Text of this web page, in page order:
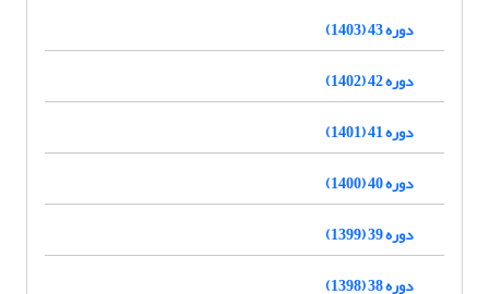
دوره 43 (1403)
دوره 42 (1402)
دوره 41 (1401)
دوره 40 (1400)
دوره 39 (1399)
دوره 38 (1398)